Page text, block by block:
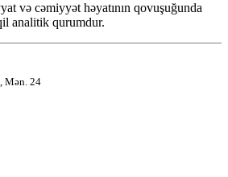
və cəmiyyət həyatının qovuşuğunda
analitik qurumdur.
Mən. 24